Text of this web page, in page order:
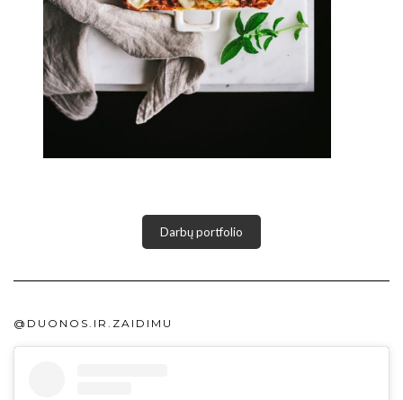
Darbų portfolio
@DUONOS.IR.ZAIDIMU